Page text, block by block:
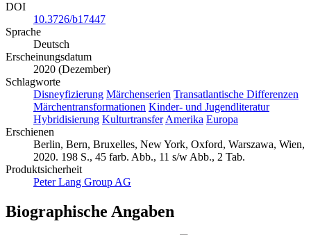
DOI
10.3726/b17447
Sprache
Deutsch
Erscheinungsdatum
2020 (Dezember)
Schlagworte
Disneyfizierung Märchenserien Transatlantische Differenzen
Märchentransformationen Kinder- und Jugendliteratur
Hybridisierung Kulturtransfer Amerika Europa
Erschienen
Berlin, Bern, Bruxelles, New York, Oxford, Warszawa, Wien,
2020. 198 S., 45 farb. Abb., 11 s/w Abb., 2 Tab.
Produktsicherheit
Peter Lang Group AG
Biographische Angaben